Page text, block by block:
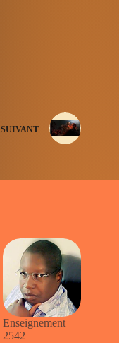
SUIVANT
Enseignement
2542